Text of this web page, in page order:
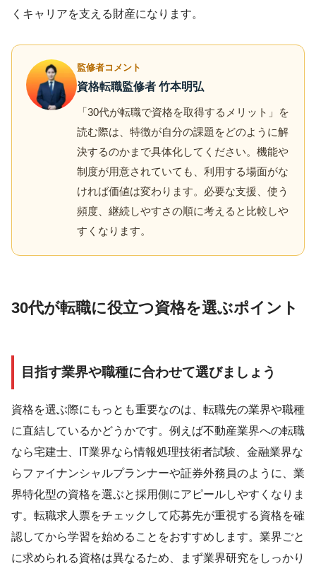
くキャリアを支える財産になります。
監修者コメント
資格転職監修者 竹本明弘
「30代が転職で資格を取得するメリット」を
読む際は、特徴が自分の課題をどのように解
決するのかまで具体化してください。機能や
制度が用意されていても、利用する場面がな
ければ価値は変わります。必要な支援、使う
頻度、継続しやすさの順に考えると比較しや
すくなります。
30代が転職に役立つ資格を選ぶポイント
目指す業界や職種に合わせて選びましょう
資格を選ぶ際にもっとも重要なのは、転職先の業界や職種
に直結しているかどうかです。例えば不動産業界への転職
なら宅建士、IT業界なら情報処理技術者試験、金融業界な
らファイナンシャルプランナーや証券外務員のように、業
界特化型の資格を選ぶと採用側にアピールしやすくなりま
す。転職求人票をチェックして応募先が重視する資格を確
認してから学習を始めることをおすすめします。業界ごと
に求められる資格は異なるため、まず業界研究をしっかり